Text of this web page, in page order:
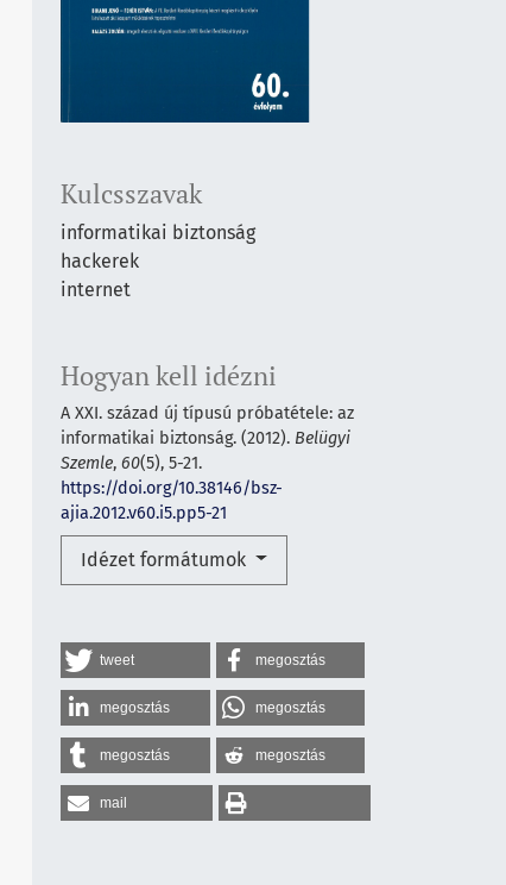
Kulcsszavak
informatikai biztonság
hackerek
internet
Hogyan kell idézni
A XXI. század új típusú próbatétele: az
informatikai biztonság. (2012). Belügyi
Szemle, 60(5), 5-21.
https://doi.org/10.38146/bsz-
ajia.2012.v60.i5.pp5-21
Idézet formátumok
tweet megosztás
megosztás megosztás
megosztás megosztás
mail